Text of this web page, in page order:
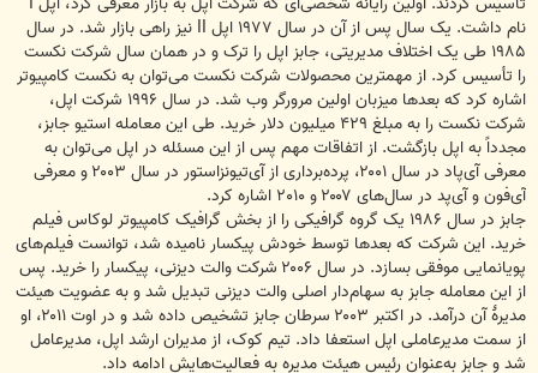
نام داشت. یک سال پس از آن در سال ۱۹۷۷ اپل II نیز راهی بازار شد. در سال
۱۹۸۵ طی یک اختلاف مدیریتی، جابز اپل را ترک و در همان سال شرکت نکست
را تأسیس کرد. از مهمترین محصولات شرکت نکست می‌توان به نکست کامپیوتر
اشاره کرد که بعدها میزبان اولین مرورگر وب شد. در سال ۱۹۹۶ شرکت اپل،
شرکت نکست را به مبلغ ۴۲۹ میلیون دلار خرید. طی این معامله استیو جابز،
مجدداً به اپل بازگشت. از اتفاقات مهم پس از این مسئله در اپل می‌توان به
معرفی آی‌پاد در سال ۲۰۰۱، پرده‌برداری از آی‌تیونزاستور در سال ۲۰۰۳ و معرفی
آی‌فون و آی‌پد در سال‌های ۲۰۰۷ و ۲۰۱۰ اشاره کرد.
جابز در سال ۱۹۸۶ یک گروه گرافیکی را از بخش گرافیک کامپیوتر لوکاس فیلم
خرید. این شرکت که بعدها توسط خودش پیکسار نامیده شد، توانست فیلم‌های
پویانمایی موفقی بسازد. در سال ۲۰۰۶ شرکت والت دیزنی، پیکسار را خرید. پس
از این معامله جابز به سهام‌دار اصلی والت دیزنی تبدیل شد و به عضویت هیئت
مدیرهٔ آن درآمد. در اکتبر ۲۰۰۳ سرطان جابز تشخیص داده شد و در اوت ۲۰۱۱، او
از سمت مدیرعاملی اپل استعفا داد. تیم کوک، از مدیران ارشد اپل، مدیرعامل
شد و جابز به‌عنوان رئیس هیئت مدیره به فعالیت‌هایش ادامه داد.